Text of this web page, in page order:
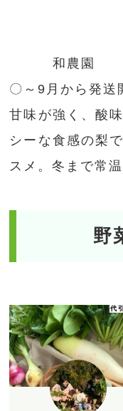
和農園
〇～9月から発
甘味が強く、酸
シーな食感の梨
スメ。冬まで常
野
代